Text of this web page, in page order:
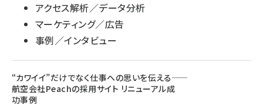
アクセス解析／データ分析
マーケティング／広告
事例／インタビュー
“カワイイ”だけでなく仕事への思いを伝える――
航空会社Peachの採用サイト リニューアル成
功事例